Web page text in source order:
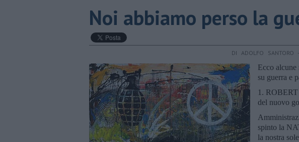
Noi abbiamo perso la
DI ADOLFO SANTORO
Ecco
su guerra e
1.
del nuovo
spinto la
la nostra